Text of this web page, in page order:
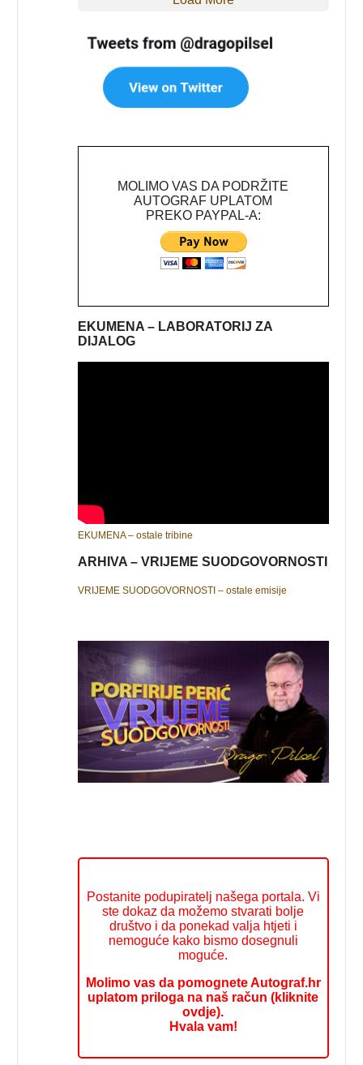
MOLIMO VAS DA PODRŽITE
AUTOGRAF UPLATOM
PREKO PAYPAL-A:
EKUMENA – LABORATORIJ ZA
DIJALOG
EKUMENA – ostale tribine
ARHIVA – VRIJEME SUODGOVORNOSTI
VRIJEME SUODGOVORNOSTI – ostale emisije
Postanite podupiratelj našega portala. Vi
ste dokaz da možemo stvarati bolje
društvo i da ponekad valja htjeti i
nemoguće kako bismo dosegnuli
moguće.
Molimo vas da pomognete Autograf.hr
uplatom priloga na naš račun (kliknite
ovdje).
Hvala vam!